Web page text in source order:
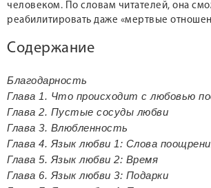
человеком. По словам читателей, она
реабилитировать даже «мертвые
Содержание
Благодарность
Глава 1. Что происходит с любовью
Глава 2. Пустые сосуды любви
Глава 3. Влюбленность
Глава 4. Язык любви 1: Слова
Глава 5. Язык любви 2: Время
Глава 6. Язык любви 3: Подарки